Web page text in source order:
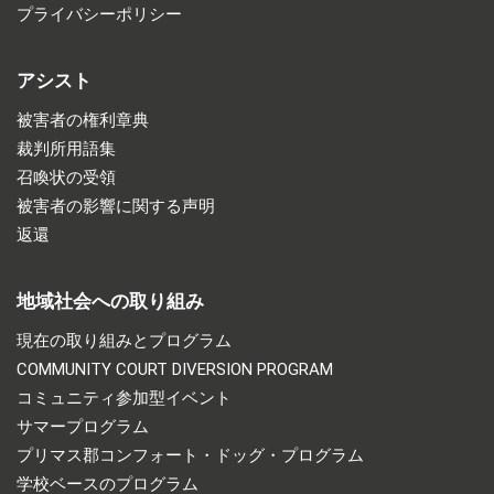
プライバシーポリシー
アシスト
被害者の権利章典
裁判所用語集
召喚状の受領
被害者の影響に関する声明
返還
地域社会への取り組み
現在の取り組みとプログラム
COMMUNITY COURT DIVERSION PROGRAM
コミュニティ参加型イベント
サマープログラム
プリマス郡コンフォート・ドッグ・プログラム
学校ベースのプログラム